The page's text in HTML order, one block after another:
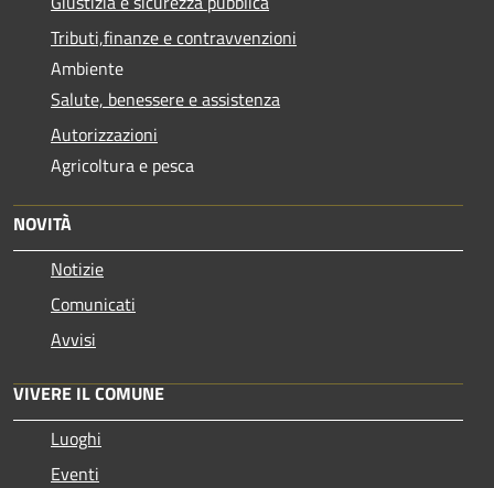
Tributi,finanze e contravvenzioni
Ambiente
Salute, benessere e assistenza
Autorizzazioni
Agricoltura e pesca
NOVITÀ
Notizie
Comunicati
Avvisi
VIVERE IL COMUNE
Luoghi
Eventi